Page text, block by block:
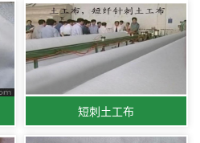
短刺土工布